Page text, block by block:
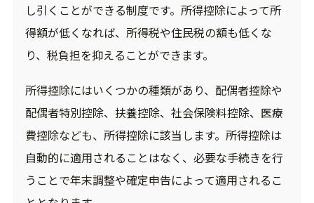
し引くことができる制度です。所得控除によって所
得額が低くなれば、所得税や住民税の額も低くな
り、税負担を抑えることができます。
所得控除にはいくつかの種類があり、配偶者控除や
配偶者特別控除、扶養控除、社会保険料控除、医療
費控除なども、所得控除に該当します。所得控除は
自動的に適用されることはなく、必要な手続きを行
うことで年末調整や確定申告によって適用されるこ